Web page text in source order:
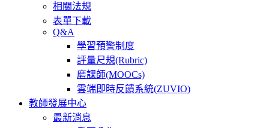
相關法規
表單下載
Q&A
學習預警制度
評量尺規(Rubric)
磨課師(MOOCs)
雲端即時反饋系統(ZUVIO)
教師發展中心
最新消息